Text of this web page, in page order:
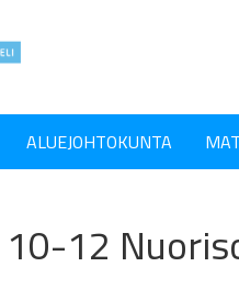
ALUEJOHTOKUNTA
12